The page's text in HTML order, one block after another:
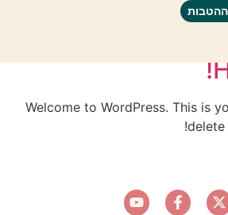
ההטבות שטהל
Welcome to WordPress. This is